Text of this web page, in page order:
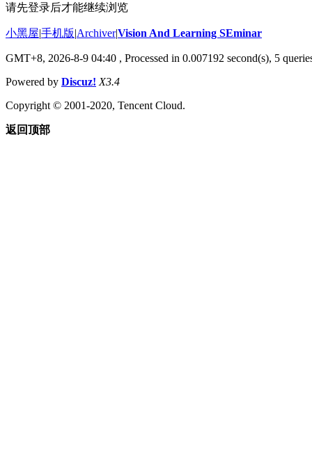
请先登录后才能继续浏览
小黑屋|手机版|Archiver|Vision And Learning SEminar
GMT+8, 2026-8-9 04:40 , Processed in 0.007192 second(s), 5
Powered by Discuz! X3.4
Copyright © 2001-2020, Tencent Cloud.
返回顶部